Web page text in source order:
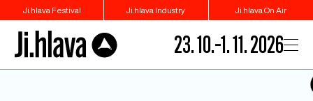
Ji.hlava Festival Ji.hlava Industry Ji.hlava On Air
23. 10.–1. 11. 2026